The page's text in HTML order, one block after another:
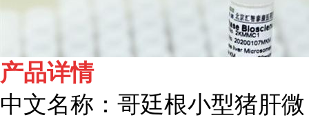
产品详情
中文名称：哥廷根小型猪肝微